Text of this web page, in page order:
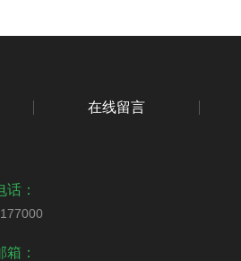
在线留言
话：
箱：